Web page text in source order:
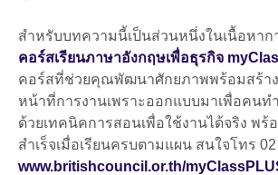
สำหรับบทความนี้เป็นส่วนหนึ่งในเนื้อหาก
คอร์สเรียนภาษาอังกฤษเพื่อธุรกิจ
คอร์สที่ช่วยคุณพัฒนาศักยภาพพร้อมสร้าง
หน้าที่การงานเพราะออกแบบมาเพื่อคนท
ด้วยเทคนิคการสอนเพื่อใช้งานได้จริง พร้
สำเร็จเมื่อเรียนครบตามแผน สนใจโทร
www.britishcouncil.or.th/